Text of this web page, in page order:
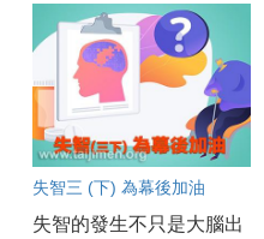
失智三 (下) 為幕後加油
失智的發生不只是大腦出